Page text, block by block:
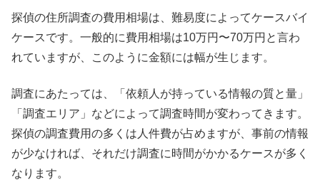
探偵の住所調査の費用相場は、難易度によってケースバイ
ケースです。一般的に費用相場は10万円〜70万円と言わ
れていますが、このように金額には幅が生じます。
調査にあたっては、「依頼人が持っている情報の質と量」
「調査エリア」などによって調査時間が変わってきます。
探偵の調査費用の多くは人件費が占めますが、事前の情報
が少なければ、それだけ調査に時間がかかるケースが多く
なります。